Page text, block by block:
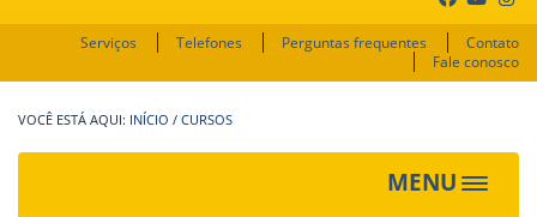
Serviços Telefones Perguntas frequentes
Contato
Fale conosco
INÍCIO / CURSOS
MENU
Toggle